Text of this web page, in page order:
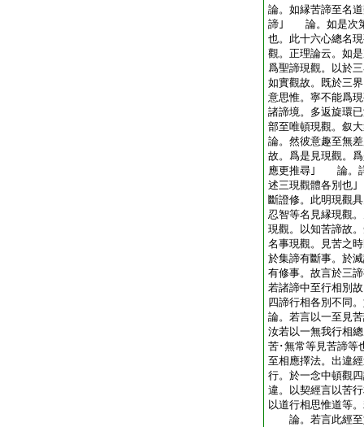
論。如縁苦諦至名
諦｣ 論。如是次第
也。此十六心總名
觀。正理論云。如
爲聖諦現觀。以於
如實觀故。既於三
意思惟。寧不能爲
諸諦境。多返旋
部至唯頓現觀。叙
論。然彼意趣至無
故。爲是見現觀。
應更推尋｣ 論。詳
述三現觀體各別
斷證修。此明現觀
忍智等名見縁現觀
現觀。以知苦諦故
名事現觀。見苦之
於集諦有斷事。於
有修事。故言於
若諸諦中至行相別
四諦行相各別不同
論。若言以一至見
汝若以一無我行相
苦･無常等見苦諦
至相應擇法。出違
行。於一念中頓觀
違。以契經言以苦
以道行相思惟道等
論。若言此經至